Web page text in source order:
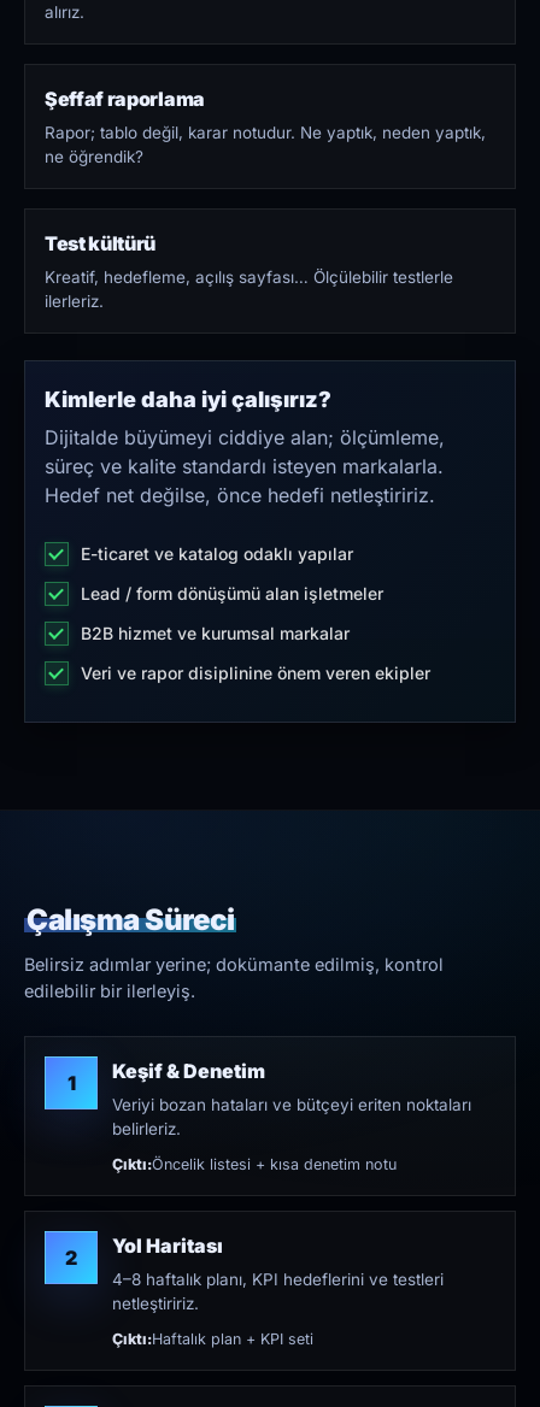
alırız.
Şeffaf raporlama
Rapor; tablo değil, karar notudur. Ne yaptık, neden yaptık,
ne öğrendik?
Test kültürü
Kreatif, hedefleme, açılış sayfası… Ölçülebilir testlerle
ilerleriz.
Kimlerle daha iyi çalışırız?
Dijitalde büyümeyi ciddiye alan; ölçümleme,
süreç ve kalite standardı isteyen markalarla.
Hedef net değilse, önce hedefi netleştiririz.
E-ticaret ve katalog odaklı yapılar
Lead / form dönüşümü alan işletmeler
B2B hizmet ve kurumsal markalar
Veri ve rapor disiplinine önem veren ekipler
Çalışma Süreci
Belirsiz adımlar yerine; dokümante edilmiş, kontrol
edilebilir bir ilerleyiş.
1 Keşif & Denetim
Veriyi bozan hataları ve bütçeyi eriten noktaları
belirleriz.
Çıktı:Öncelik listesi + kısa denetim notu
2 Yol Haritası
4–8 haftalık planı, KPI hedeflerini ve testleri
netleştiririz.
Çıktı:Haftalık plan + KPI seti